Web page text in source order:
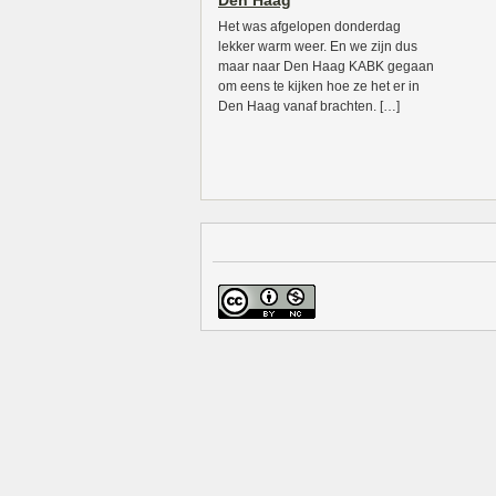
Het was afgelopen donderdag
lekker warm weer. En we zijn dus
maar naar Den Haag KABK gegaan
om eens te kijken hoe ze het er in
Den Haag vanaf brachten. […]